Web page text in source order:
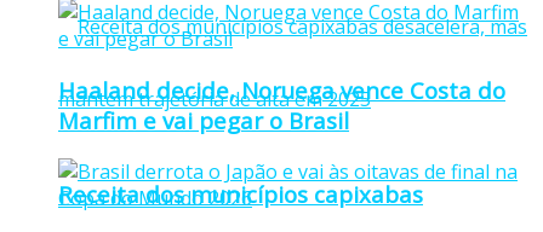
Receita dos municípios capixabas
Haaland decide, Noruega vence Costa do
Marfim e vai pegar o Brasil